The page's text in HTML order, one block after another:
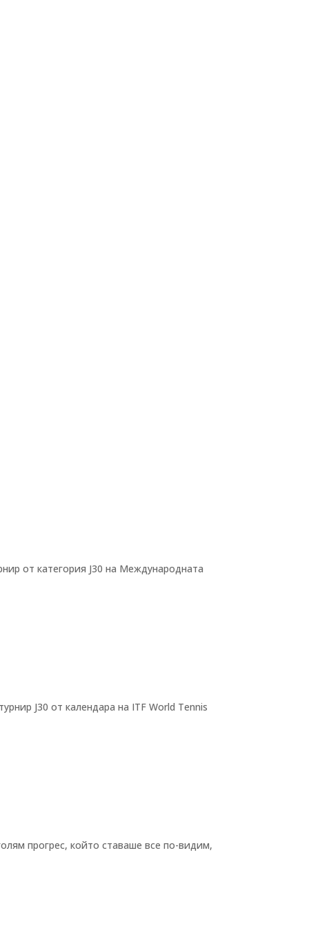
от категория J30 на Международната
J30 от календара на ITF World Tennis
прогрес, който ставаше все по-видим,